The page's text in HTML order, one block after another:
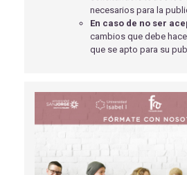
GASTROSTOMÍA ENDOSCÓPICA
CUIDADOS ENFERMEROS
Granja Fuentes, L- 15/05/2018
REVISIÓN BIBLIOGRÁFICA - EL
HIPODERMOCLISIS EN EL
Sánchez Rodríguez, N- 29/11/2024
necesarios para la
En caso de no ser
cambios que debe
que se apto para su